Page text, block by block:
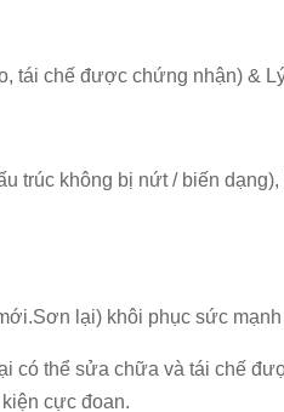
tái chế được chứng nhận) &
trúc không bị nứt / biến
lại) khôi phục sức
có thể sửa chữa và tái chế
cực đoan.